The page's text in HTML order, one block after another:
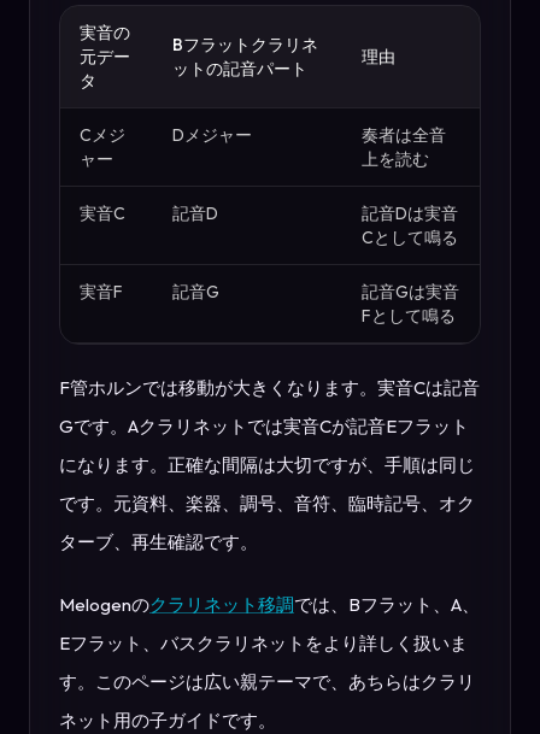
実音の
元デー
タ
Bフラットクラリネ
ットの記音パート
理由
Cメジ
ャー
Dメジャー
奏者は全音
上を読む
実音C 記音D
記音Dは実音
Cとして鳴る
実音F 記音G
記音Gは実音
Fとして鳴る
F管ホルンでは移動が大きくなります。実音Cは記音
Gです。Aクラリネットでは実音Cが記音Eフラット
になります。正確な間隔は大切ですが、手順は同じ
です。元資料、楽器、調号、音符、臨時記号、オク
ターブ、再生確認です。
Melogenのクラリネット移調では、Bフラット、A、
Eフラット、バスクラリネットをより詳しく扱いま
す。このページは広い親テーマで、あちらはクラリ
ネット用の子ガイドです。